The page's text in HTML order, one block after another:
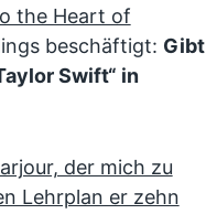
the Heart of
beschäftigt: Gibt
Swift“ in
der mich zu
Lehrplan er zehn